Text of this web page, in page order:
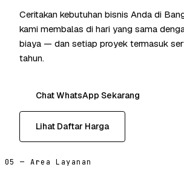
Ceritakan kebutuhan bisnis Anda di
kami membalas di hari yang sama
biaya — dan setiap proyek termasuk
tahun.
Chat WhatsApp Sekarang
Lihat Daftar Harga
05 — Area Layanan